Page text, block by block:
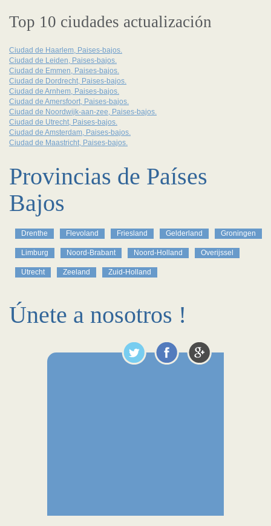
Top 10 ciudades actualización
Ciudad de Haarlem, Paises-bajos.
Ciudad de Leiden, Paises-bajos.
Ciudad de Emmen, Paises-bajos.
Ciudad de Dordrecht, Paises-bajos.
Ciudad de Arnhem, Paises-bajos.
Ciudad de Amersfoort, Paises-bajos.
Ciudad de Noordwijk-aan-zee, Paises-bajos.
Ciudad de Utrecht, Paises-bajos.
Ciudad de Amsterdam, Paises-bajos.
Ciudad de Maastricht, Paises-bajos.
Provincias de Países
Bajos
Drenthe Flevoland Friesland Gelderland Groningen
Limburg Noord-Brabant Noord-Holland Overijssel
Utrecht Zeeland Zuid-Holland
Únete a nosotros !